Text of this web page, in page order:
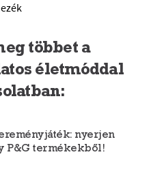
többet a
életmóddal
nyerjen
P&G termékekből!